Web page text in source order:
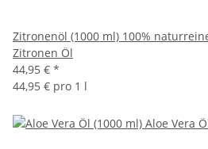
Zitronenöl (1000 ml) 100%
Zitronen Öl
44,95 € *
44,95 € pro 1 l